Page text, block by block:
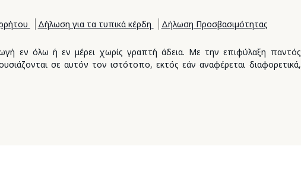
Δήλωση για τα τυπικά κέρδη Δήλωση Προσβασιμότητας
εν όλω ή εν μέρει χωρίς γραπτή άδεια. Με την επιφύλαξη παντός
σε αυτόν τον ιστότοπο, εκτός εάν αναφέρεται διαφορετικά,